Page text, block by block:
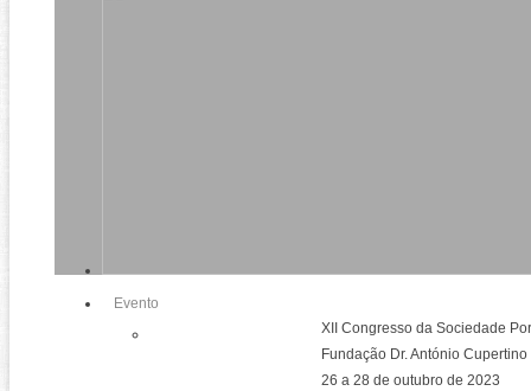
Evento
XII Congresso da Sociedade
Fundação Dr. António
26 a 28 de outubro de 2023